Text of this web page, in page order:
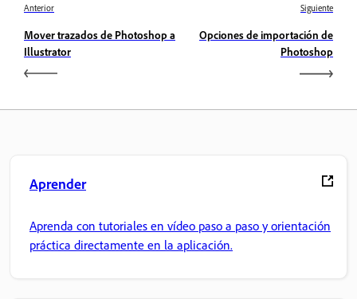
Anterior
Mover trazados de Photoshop a
Illustrator
Siguiente
Opciones de importación de
Photoshop
Aprender
Aprenda con tutoriales en vídeo paso a paso y orientación
práctica directamente en la aplicación.